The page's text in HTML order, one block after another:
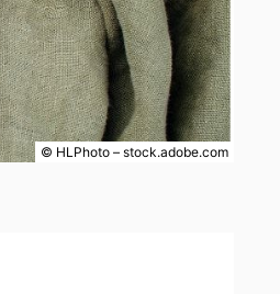
© HLPhoto – stock.adobe.com